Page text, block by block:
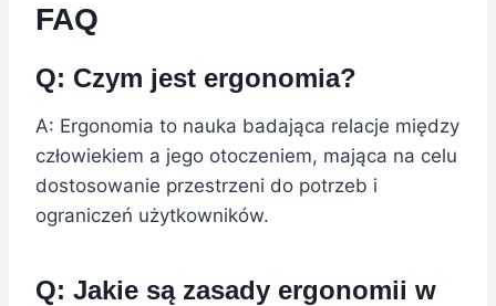
FAQ
Q: Czym jest ergonomia?
A: Ergonomia to nauka badająca relacje między
człowiekiem a jego otoczeniem, mająca na celu
dostosowanie przestrzeni do potrzeb i
ograniczeń użytkowników.
Q: Jakie są zasady ergonomii w